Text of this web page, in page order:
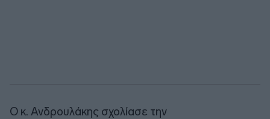
Ο κ. Ανδρουλάκης σχολίασε την